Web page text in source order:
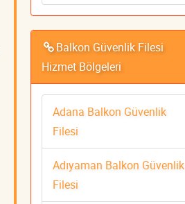
Balkon Güvenlik Filesi
Hizmet Bölgeleri
Adana Balkon Güvenlik
Filesi
Adıyaman Balkon Güvenlik
Filesi